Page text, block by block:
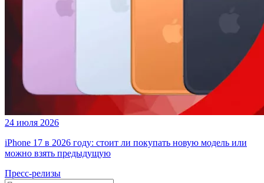
24 июля 2026
iPhone 17 в 2026 году: стоит ли покупать новую модель или
можно взять предыдущую
Пресс-релизы